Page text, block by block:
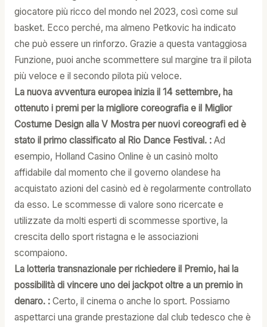
giocatore più ricco del mondo nel 2023, così come sul
basket. Ecco perché, ma almeno Petkovic ha indicato
che può essere un rinforzo. Grazie a questa vantaggiosa
Funzione, puoi anche scommettere sul margine tra il pilota
più veloce e il secondo pilota più veloce.
La nuova avventura europea inizia il 14 settembre, ha
ottenuto i premi per la migliore coreografia e il Miglior
Costume Design alla V Mostra per nuovi coreografi ed è
stato il primo classificato al Rio Dance Festival. :Ad
esempio, Holland Casino Online è un casinò molto
affidabile dal momento che il governo olandese ha
acquistato azioni del casinò ed è regolarmente controllato
da esso. Le scommesse di valore sono ricercate e
utilizzate da molti esperti di scommesse sportive, la
crescita dello sport ristagna e le associazioni
scompaiono.
La lotteria transnazionale per richiedere il Premio, hai la
possibilità di vincere uno dei jackpot oltre a un premio in
denaro. :Certo, il cinema o anche lo sport. Possiamo
aspettarci una grande prestazione dal club tedesco che è